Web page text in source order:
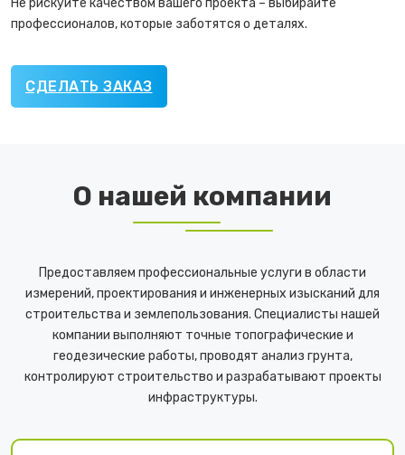
Не рискуйте качеством вашего проекта – выбирайте
профессионалов, которые заботятся о деталях.
СДЕЛАТЬ ЗАКАЗ
О нашей компании
Предоставляем профессиональные услуги в области
измерений, проектирования и инженерных изысканий для
строительства и землепользования. Специалисты нашей
компании выполняют точные топографические и
геодезические работы, проводят анализ грунта,
контролируют строительство и разрабатывают проекты
инфраструктуры.